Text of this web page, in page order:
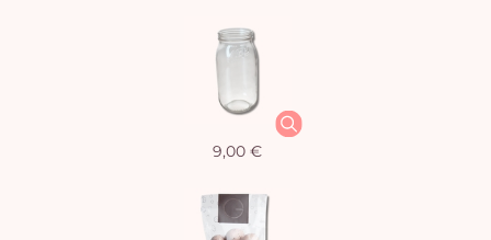
9,00 €